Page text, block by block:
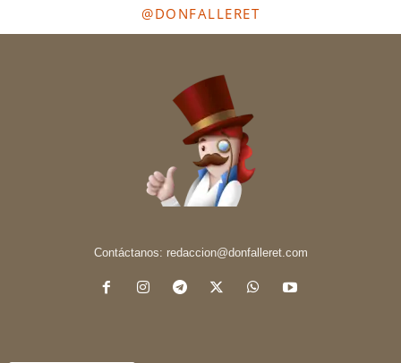
@DONFALLERET
Contáctanos: redaccion@donfalleret.com